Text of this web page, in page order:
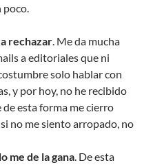
rechazar . Me da mucha
a editoriales que ni
solo hablar con
y por hoy, no he recibido
de esta forma me cierro
no me siento arropado, no
me de la gana . De esta